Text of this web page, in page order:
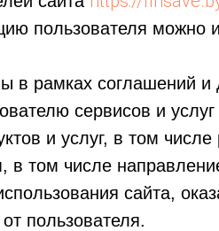
пользователя можно
в рамках соглашений и
сервисов и
и услуг, в том числе
в том числе
сайта,
пользователя.